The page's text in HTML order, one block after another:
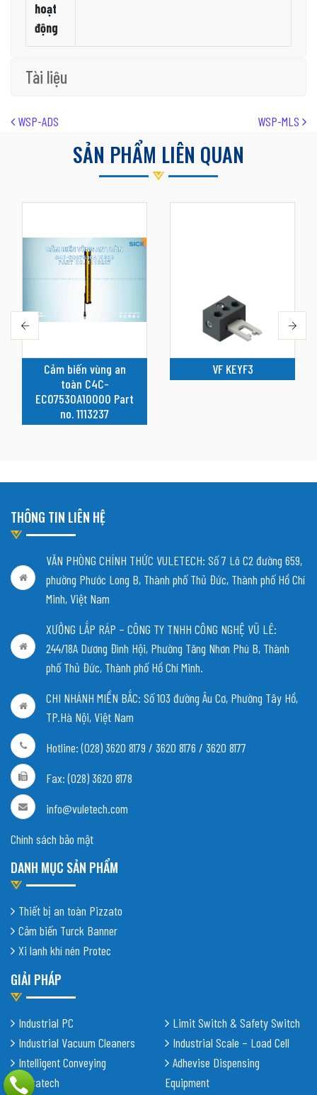
hoạt
động
Tài liệu
Post navigation
WSP-ADS WSP-MLS
SẢN PHẨM LIÊN QUAN
Cảm biến vùng an
toàn C4C-
EC07530A10000 Part
no. 1113237
VF KEYF3
THÔNG TIN LIÊN HỆ
VĂN PHÒNG CHÍNH THỨC VULETECH: Số 7 Lô C2 đường 659,
phường Phước Long B, Thành phố Thủ Đức, Thành phố Hồ Chí
Minh, Việt Nam
XƯỞNG LẮP RÁP – CÔNG TY TNHH CÔNG NGHỆ VŨ LÊ:
244/18A Dương Đình Hội, Phường Tăng Nhơn Phú B, Thành
phố Thủ Đức, Thành phố Hồ Chí Minh.
CHI NHÁNH MIỀN BẮC: Số 103 đường Âu Cơ, Phường Tây Hồ,
TP.Hà Nội, Việt Nam
Hotline: (028) 3620 8179 / 3620 8176 / 3620 8177
Fax: (028) 3620 8178
info@vuletech.com
Chính sách bảo mật
DANH MỤC SẢN PHẨM
Thiết bị an toàn Pizzato
Cảm biến Turck Banner
Xi lanh khí nén Protec
GIẢI PHÁP
Industrial PC
Industrial Vacuum Cleaners
Intelligent Conveying
Shiratech
Limit Switch & Safety Switch
Industrial Scale – Load Cell
Adhevise Dispensing
Equipment